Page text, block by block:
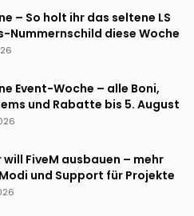
– So holt ihr das seltene LS
Nummernschild diese Woche
Event-Woche – alle Boni,
und Rabatte bis 5. August
FiveM ausbauen – mehr
und Support für Projekte